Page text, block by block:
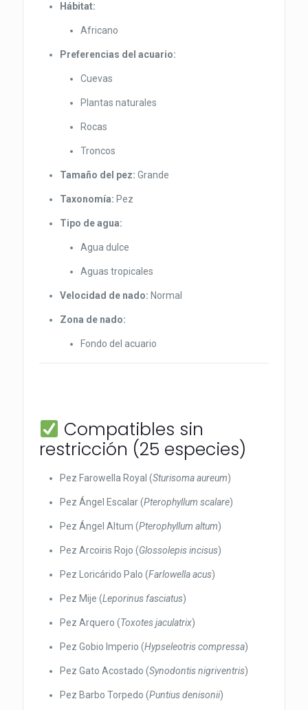
Hábitat:
Africano
Preferencias del acuario:
Cuevas
Plantas naturales
Rocas
Troncos
Tamaño del pez: Grande
Taxonomía: Pez
Tipo de agua:
Agua dulce
Aguas tropicales
Velocidad de nado: Normal
Zona de nado:
Fondo del acuario
Compatibles sin
restricción (25 especies)
Pez Farowella Royal (Sturisoma aureum)
Pez Ángel Escalar (Pterophyllum scalare)
Pez Ángel Altum (Pterophyllum altum)
Pez Arcoiris Rojo (Glossolepis incisus)
Pez Loricárido Palo (Farlowella acus)
Pez Mije (Leporinus fasciatus)
Pez Arquero (Toxotes jaculatrix)
Pez Gobio Imperio (Hypseleotris compressa)
Pez Gato Acostado (Synodontis nigriventris)
Pez Barbo Torpedo (Puntius denisonii)